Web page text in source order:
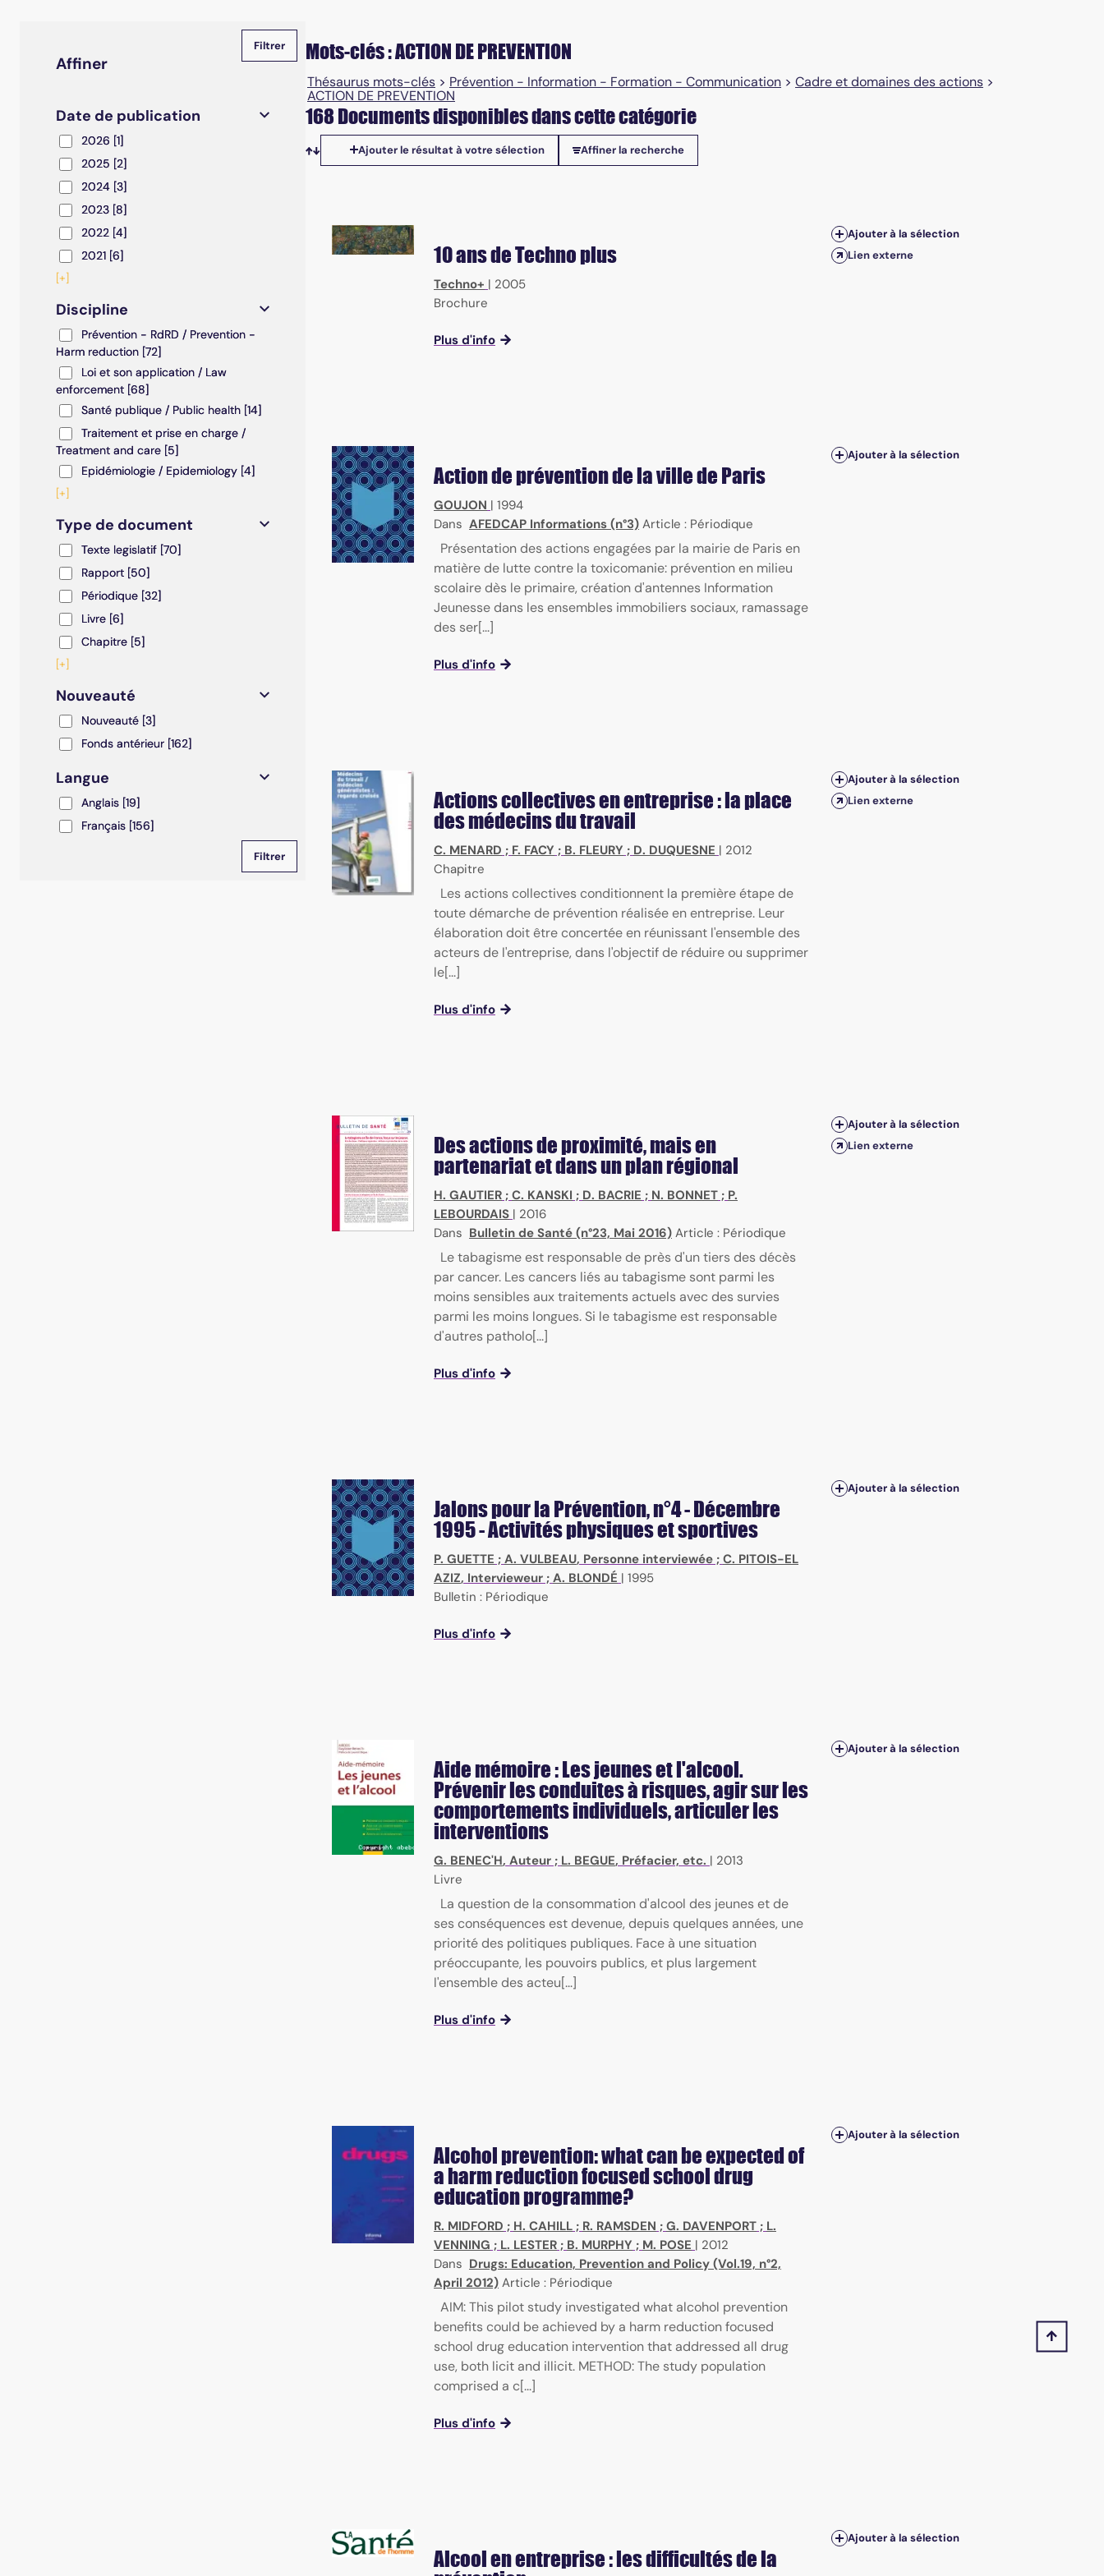
Affiner
Date de publication
20262026 [1]
20252025 [2]
20242024 [3]
20232023 [8]
20222022 [4]
20212021 [6]
[+]
Discipline
Prévention - RdRD / Prevention - Harm reduction
Prévention - RdRD / Prevention -
Harm reduction [72]
Loi et son application / Law enforcement
Loi et son application / Law
enforcement [68]
Santé publique / Public health
Santé publique / Public health [14]
Traitement et prise en charge / Treatment and care
Traitement et prise en charge /
Treatment and care [5]
Epidémiologie / Epidemiology
Epidémiologie / Epidemiology [4]
[+]
Type de document
Texte legislatif
Texte legislatif [70]
RapportRapport [50]
Périodique
Périodique [32]
LivreLivre [6]
Chapitre
Chapitre [5]
[+]
Nouveauté
Nouveauté
Nouveauté [3]
Fonds antérieur
Fonds antérieur [162]
Langue
AnglaisAnglais [19]
Français
Français [156]
Mots-clés : ACTION DE PREVENTION
Thésaurus mots-clés > Prévention - Information - Formation - Communication > Cadre et domaines des actions >
ACTION DE PREVENTION
168 Documents disponibles dans cette catégorie
Tris disponibles
Ajouter le résultat à votre sélection Affiner la recherche
10 ans de Techno plus
Techno+ | 2005
Brochure
Plus d'info
Ajouter à la sélection
Lien externe
Action de prévention de la ville de Paris
GOUJON | 1994
Dans AFEDCAP Informations (n°3) Article : Périodique
Présentation des actions engagées par la mairie de Paris en
matière de lutte contre la toxicomanie: prévention en milieu
scolaire dès le primaire, création d'antennes Information
Jeunesse dans les ensembles immobiliers sociaux, ramassage
des ser[...]
Plus d'info
Ajouter à la sélection
Actions collectives en entreprise : la place
des médecins du travail
C. MENARD ; F. FACY ; B. FLEURY ; D. DUQUESNE | 2012
Chapitre
Les actions collectives conditionnent la première étape de
toute démarche de prévention réalisée en entreprise. Leur
élaboration doit être concertée en réunissant l'ensemble des
acteurs de l'entreprise, dans l'objectif de réduire ou supprimer
le[...]
Plus d'info
Ajouter à la sélection
Lien externe
Des actions de proximité, mais en
partenariat et dans un plan régional
H. GAUTIER ; C. KANSKI ; D. BACRIE ; N. BONNET ; P.
LEBOURDAIS | 2016
Dans Bulletin de Santé (n°23, Mai 2016) Article : Périodique
Le tabagisme est responsable de près d'un tiers des décès
par cancer. Les cancers liés au tabagisme sont parmi les
moins sensibles aux traitements actuels avec des survies
parmi les moins longues. Si le tabagisme est responsable
d'autres patholo[...]
Plus d'info
Ajouter à la sélection
Lien externe
Jalons pour la Prévention, n°4 - Décembre
1995 - Activités physiques et sportives
P. GUETTE ; A. VULBEAU, Personne interviewée ; C. PITOIS-EL
AZIZ, Intervieweur ; A. BLONDÉ | 1995
Bulletin : Périodique
Plus d'info
Ajouter à la sélection
Aide mémoire : Les jeunes et l'alcool.
Prévenir les conduites à risques, agir sur les
comportements individuels, articuler les
interventions
G. BENEC'H, Auteur ; L. BEGUE, Préfacier, etc. | 2013
Livre
La question de la consommation d'alcool des jeunes et de
ses conséquences est devenue, depuis quelques années, une
priorité des politiques publiques. Face à une situation
préoccupante, les pouvoirs publics, et plus largement
l'ensemble des acteu[...]
Plus d'info
Ajouter à la sélection
Alcohol prevention: what can be expected of
a harm reduction focused school drug
education programme?
R. MIDFORD ; H. CAHILL ; R. RAMSDEN ; G. DAVENPORT ; L.
VENNING ; L. LESTER ; B. MURPHY ; M. POSE | 2012
Dans Drugs: Education, Prevention and Policy (Vol.19, n°2,
April 2012) Article : Périodique
AIM: This pilot study investigated what alcohol prevention
benefits could be achieved by a harm reduction focused
school drug education intervention that addressed all drug
use, both licit and illicit. METHOD: The study population
comprised a c[...]
Plus d'info
Ajouter à la sélection
Alcool en entreprise : les difficultés de la
Ajouter à la sélection